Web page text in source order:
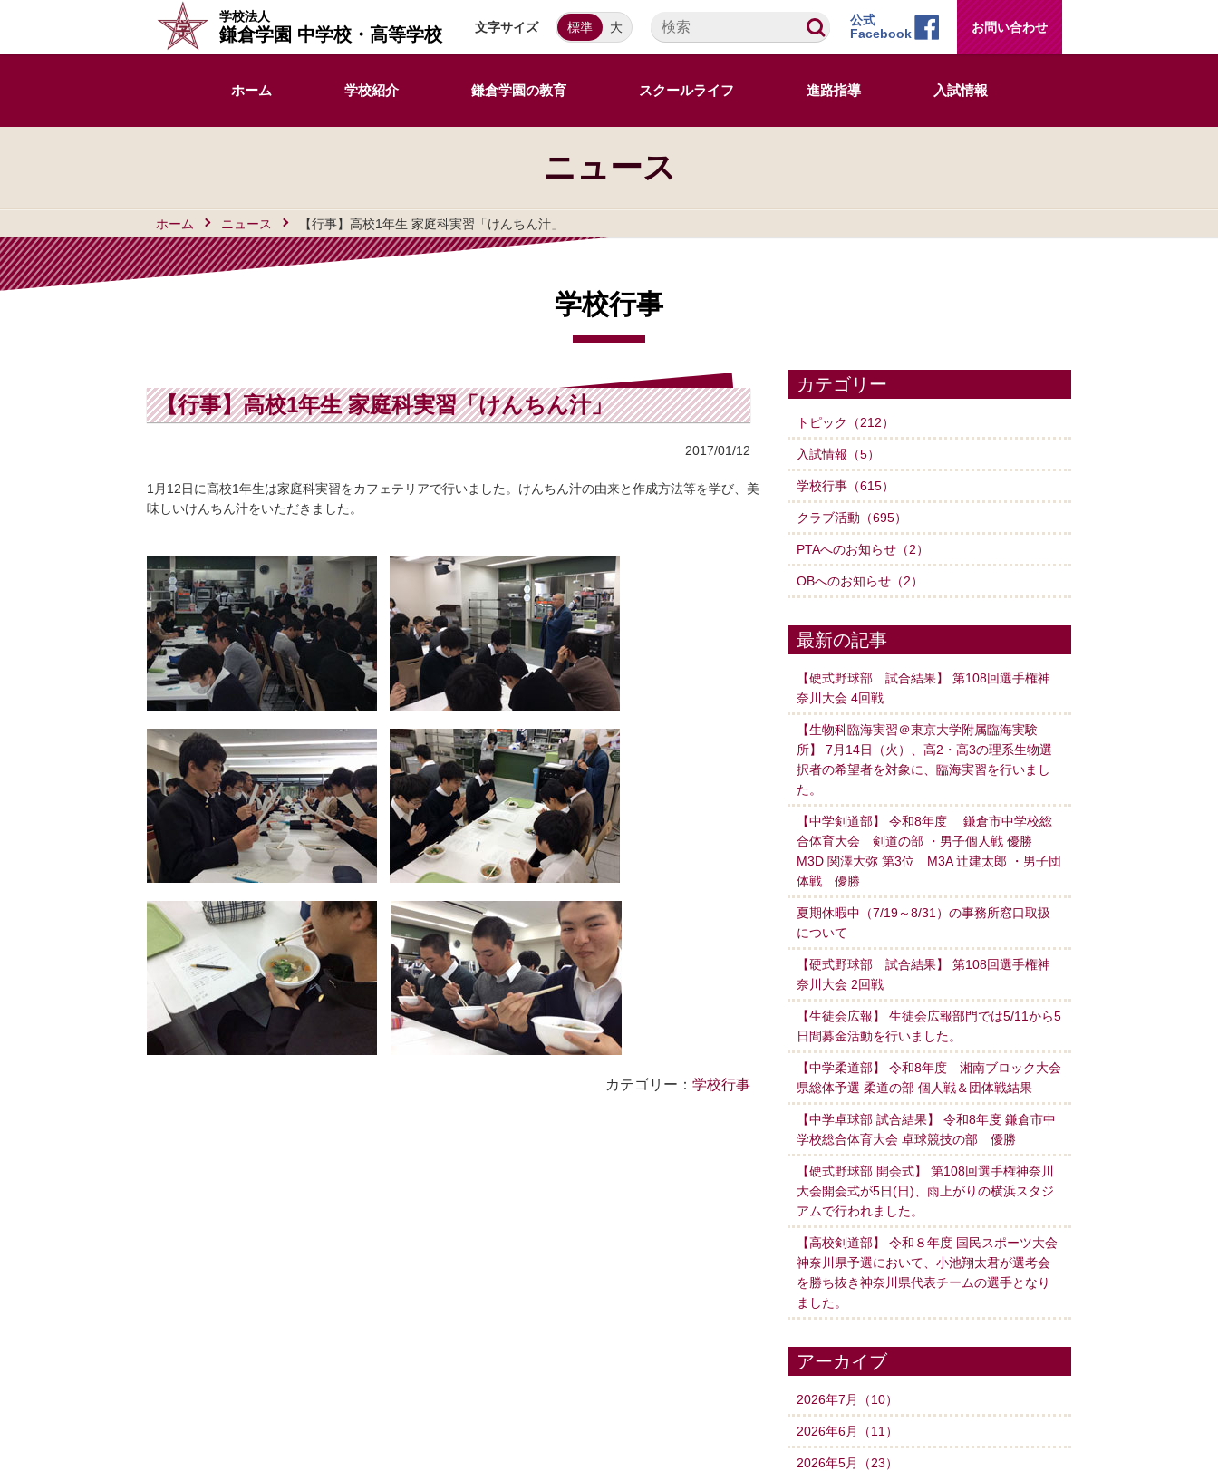
学校法人
鎌倉学園 中学校・高等学校 文字サイズ 標準 大
公式
Facebook
お問い合わせ
ホーム 学校紹介 鎌倉学園の教育 スクールライフ 進路指導 入試情報
ニュース
ホーム ニュース 【行事】高校1年生 家庭科実習「けんちん汁」
学校行事
【行事】高校1年生 家庭科実習「けんちん汁」
2017/01/12
1月12日に高校1年生は家庭科実習をカフェテリアで行いました。けんちん汁の由来と作成方法等を学び、 美
味しいけんちん汁をいただきました。
カテゴリー：学校行事
カテゴリー
トピック（212）
入試情報（5）
学校行事（615）
クラブ活動（695）
PTAへのお知らせ（2）
OBへのお知らせ（2）
最新の記事
【硬式野球部 試合結果】 第108回選手権神
奈川大会 4回戦
【生物科臨海実習＠東京大学附属臨海実験
所】 7月14日（火）、高2・高3の理系生物選
択者の希望者を対象に、臨海実習を行いまし
た。
【中学剣道部】 令和8年度 鎌倉市中学校総
合体育大会 剣道の部 ・男子個人戦 優勝
M3D 関澤大弥 第3位 M3A 辻建太郎 ・男子団
体戦 優勝
夏期休暇中（7/19～8/31）の事務所窓口取扱
について
【硬式野球部 試合結果】 第108回選手権神
奈川大会 2回戦
【生徒会広報】 生徒会広報部門では5/11から5
日間募金活動を行いました。
【中学柔道部】 令和8年度 湘南ブロック大会
県総体予選 柔道の部 個人戦＆団体戦結果
【中学卓球部 試合結果】 令和8年度 鎌倉市中
学校総合体育大会 卓球競技の部 優勝
【硬式野球部 開会式】 第108回選手権神奈川
大会開会式が5日(日)、雨上がりの横浜スタジ
アムで行われました。
【高校剣道部】 令和８年度 国民スポーツ大会
神奈川県予選において、小池翔太君が選考会
を勝ち抜き神奈川県代表チームの選手となり
ました。
アーカイブ
2026年7月（10）
2026年6月（11）
2026年5月（23）